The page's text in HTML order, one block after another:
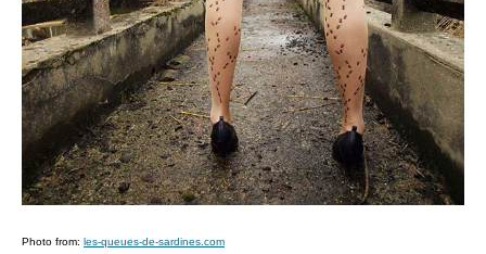
Photo from: les-queues-de-sardines.com